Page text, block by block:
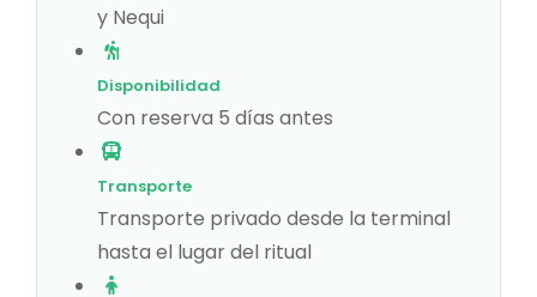
y Nequi
Disponibilidad
Con reserva 5 días antes
Transporte
Transporte privado desde la terminal
hasta el lugar del ritual